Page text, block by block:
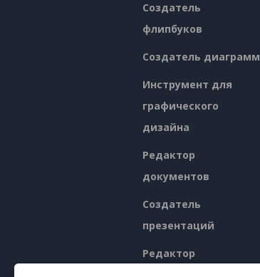
Создатель
флипбуков
Создатель диаграмм
Инструмент для
графического
дизайна
Редактор
документов
Создатель
презентаций
Редактор